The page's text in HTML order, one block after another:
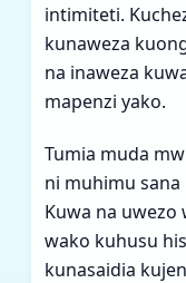
intimiteti.
kunaweza
na inaweza
mapenzi yako.
Tumia muda
ni muhimu
Kuwa na uwezo
wako kuhusu
kunasaidia